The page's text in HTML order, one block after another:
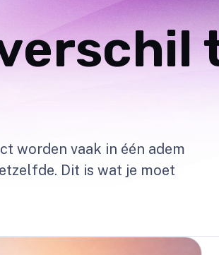
worden vaak in één adem
Dit is wat je moet